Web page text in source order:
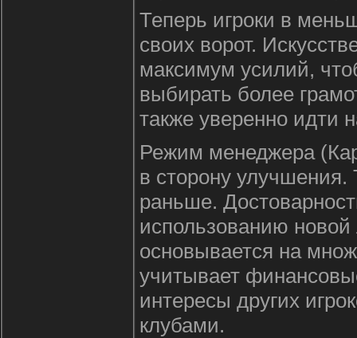
Теперь игроки в
своих ворот.
максимум усилий,
выбирать более
также уверенно идти
Режим менеджера
в сторону улучшения.
раньше.
использованию новой
основывается на
учитывает
интересы других
клубами.